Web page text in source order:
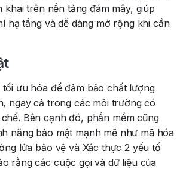
khai trên nền tảng đám mây, giúp
hạ tầng và dễ dàng mở rộng khi cần
tối ưu hóa để đảm bảo chất lượng
ngay cả trong các môi trường có
Bên cạnh đó, phần mềm cũng
năng bảo mật mạnh mẽ như mã hóa
lửa bảo vệ và Xác thực 2 yếu tố
rằng các cuộc gọi và dữ liệu của